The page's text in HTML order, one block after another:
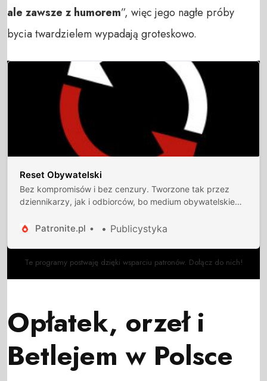
ale zawsze z humorem”, więc jego nagłe próby
bycia twardzielem wypadają groteskowo.
Reset Obywatelski
Bez kompromisów i bez cenzury. Tworzone tak przez
dziennikarzy, jak i odbiorców, bo medium obywatelskie
dziennikarzami a odbiorcami.
Patronite.pl Publicystyka
Te programy postwaję dzięki wsparciu patronów. Dołącz do nich!
Opłatek, orzeł i
Betlejem w Polsce